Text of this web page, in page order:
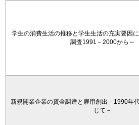
学生の消費生活の推移と学生生活の充実要因
調査1991－2000から～
新規開業企業の資金調達と雇用創出－1990年
じて－